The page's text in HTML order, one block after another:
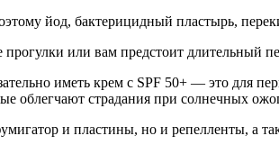
йод, бактерицидный пластырь,
или вам предстоит длительный
иметь крем с SPF 50+ — это для
облегчают страдания при солнечных
и пластины, но и репелленты, а